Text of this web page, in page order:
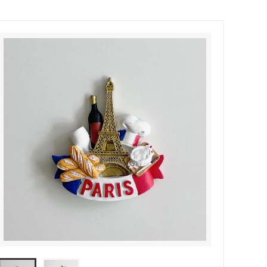
MAJESTIC FILATURES(マジェスティッ
ク フィラチュール)
mononogu(モノノグ)
ottod'Ame(オットダム)
SMYTHSON(スマイソン)